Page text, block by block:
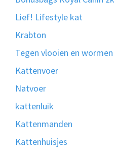
Lief! Lifestyle kat
Krabton
Tegen vlooien en wormen
Kattenvoer
Natvoer
kattenluik
Kattenmanden
Kattenhuisjes